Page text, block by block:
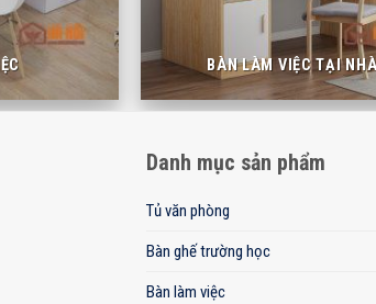
BÀN LÀM VIỆC TẠI
Danh mục sản phẩm
Tủ văn phòng
Bàn ghế trường học
Bàn làm việc